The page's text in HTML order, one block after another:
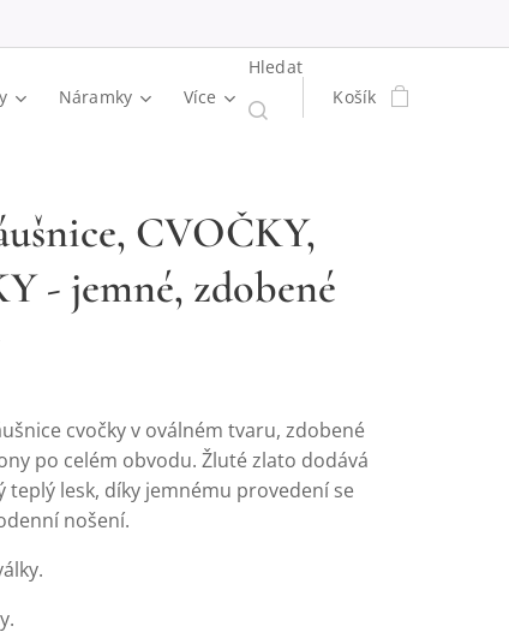
Náramky Více
Hledat
Košík
CVOČKY,
- jemné, zdobené
cvočky v oválném tvaru, zdobené
po celém obvodu. Žluté zlato dodává
teplý lesk, díky jemnému provedení se
nošení.